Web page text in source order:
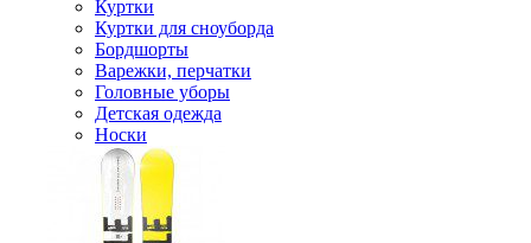
Куртки
Куртки для сноуборда
Бордшорты
Варежки, перчатки
Головные уборы
Детская одежда
Носки